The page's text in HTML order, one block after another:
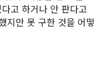
고 하거나 안 판다고
지만 못 구한 것을 어떻